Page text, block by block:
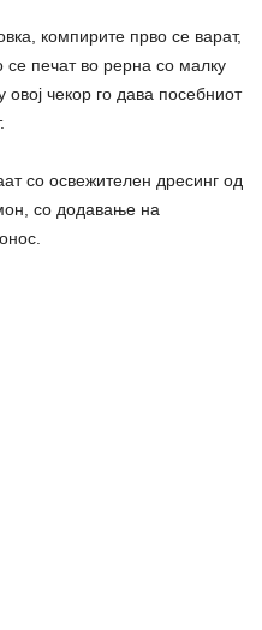
компирите прво се варат,
се печат во рерна со малку
чекор го дава посебниот
со освежителен дресинг од
со додавање на